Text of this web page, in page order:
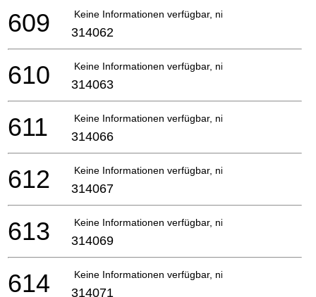
Keine Informationen verfügbar, nicht bestellbar
609 314062
Keine Informationen verfügbar, nicht bestellbar
610 314063
Keine Informationen verfügbar, nicht bestellbar
611 314066
Keine Informationen verfügbar, nicht bestellbar
612 314067
Keine Informationen verfügbar, nicht bestellbar
613 314069
Keine Informationen verfügbar, nicht bestellbar
614 314071